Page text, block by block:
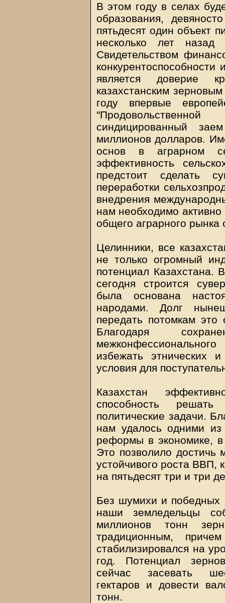
В этом году в селах
образования,
пятьдесят один объект
несколько лет
Свидетельством
является доверие
казахстанским
году впервые
синдицированный
миллионов долларов.
основ в аграрном
эффективность
предстоит сделать
переработки
внедрения
нам необходимо
общего аграрного рынка
Целинники, все
не только огромный
потенциал Казахстана.
сегодня строится
была основана
народами. Долг
передать потомкам это
Благодаря
избежать этнических
условия для
Казахстан
способность
политические задачи.
нам удалось одними
реформы в экономике,
Это позволило достичь
устойчивого роста ВВП,
на пятьдесят три и три
Без шумихи и победных
наши земледельцы
миллионов тонн
традиционным,
стабилизировался на
год. Потенциал
сейчас засевать
гектаров и довести
тонн.